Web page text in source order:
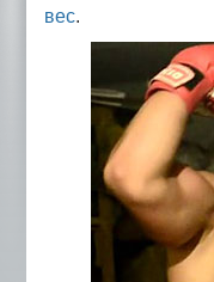
вес.